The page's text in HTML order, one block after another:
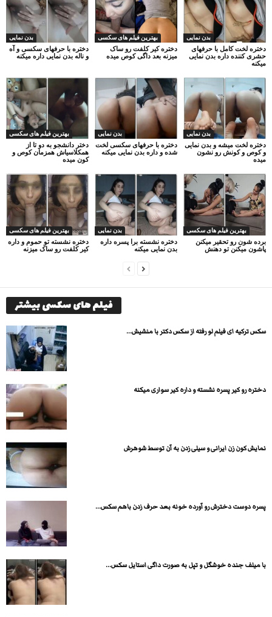
بدن نمایی
دختره با حرفهای سکسی و آه
و ناله بدن نمایی داره میکنه
بهترین فیلم های سکسی
دختره کیر کلفت رو ساک
میزنه بعد داگی کوص میده
بدن نمایی
دختره لخت کامل با حرفهای
حشری کننده داره بدن نمایی
میکنه
بهترین فیلم های سکسی
دختر دانشجو به دو تا از
همکلاسیاش همزمان کوص و
کون میده
بدن نمایی
دختره با حرفهای سکسی لخت
شده و داره بدن نمایی میکنه
بدن نمایی
دختره لخت میشه و بدن نمایی
و کوص و کونش رو نشون
میده
بهترین فیلم های سکسی
دختره نشسته تو حموم و داره
کیر کلفت رو ساک میزنه
بدن نمایی
دختره نشسته برا پسره داره
بدن نمایی میکنه
بهترین فیلم های سکسی
برده شون رو تحقیر میکنن
پاشون میکنن تو دهنش
فیلم های سکسی بیشتر
سکس ترکیه ای فیلم لو رفته از سکس دکتر با منشیش...
دختره رو کیر پسره نشسته و داره کیر سواری میکنه
نمایش کون زن ایرانی و سیلی زدن به آن توسط شوهرش
پسره دوست دخترش رو آورده خونه بعد حرف زدن باهم سکس...
با میلف جنده خوشگل و تپل به صورت داگی استایل سکس...